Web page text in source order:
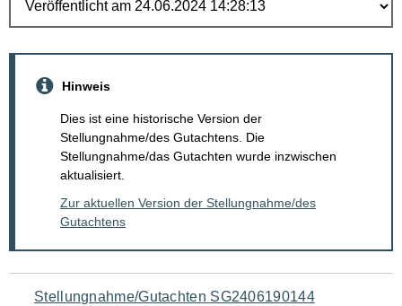
Hinweis
Dies ist eine historische Version der
Stellungnahme/des Gutachtens. Die
Stellungnahme/das Gutachten wurde inzwischen
aktualisiert.
Zur aktuellen Version der Stellungnahme/des
Gutachtens
Navigation
Stellungnahme/Gutachten SG2406190144